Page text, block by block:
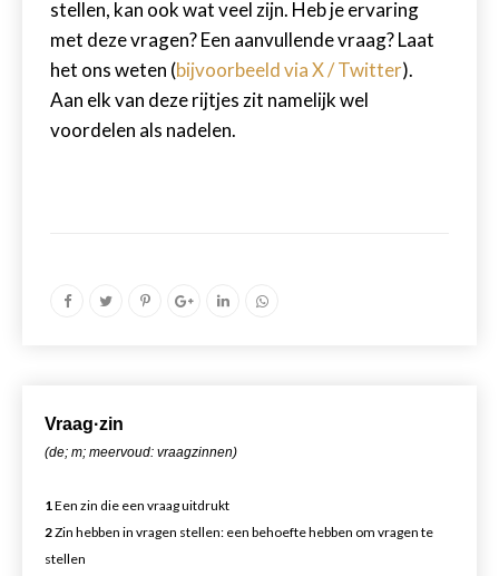
stellen, kan ook wat veel zijn. Heb je ervaring
met deze vragen? Een aanvullende vraag? Laat
het ons weten (bijvoorbeeld via X / Twitter).
Aan elk van deze rijtjes zit namelijk wel
voordelen als nadelen.
Vraag·zin
(de; m; meervoud: vraagzinnen)
1Een zin die een vraag uitdrukt
2Zin hebben in vragen stellen: een behoefte hebben om vragen te
stellen